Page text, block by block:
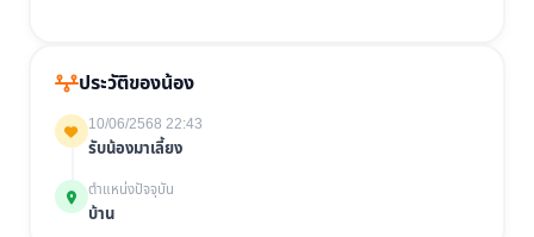
ประวัติของน้อง
10/06/2568 22:43
รับน้องมาเลี้ยง
ตำแหน่งปัจจุบัน
บ้าน